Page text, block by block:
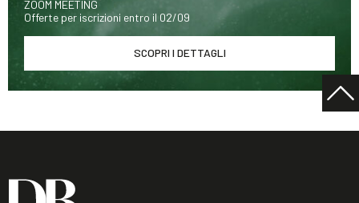
ZOOM MEETING
Offerte per iscrizioni entro il 02/09
SCOPRI I DETTAGLI